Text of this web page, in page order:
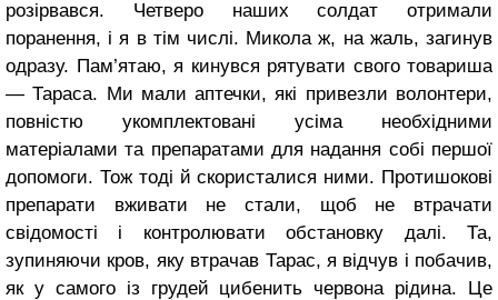
розірвався. Четверо наших солдат отримали
поранення, і я в тім числі. Микола ж, на жаль, загинув
одразу. Пам’ятаю, я кинувся рятувати свого товариша
— Тараса. Ми мали аптечки, які привезли волонтери,
повністю укомплектовані усіма необхідними
матеріалами та препаратами для надання собі першої
допомоги. Тож тоді й скористалися ними. Протишокові
препарати вживати не стали, щоб не втрачати
свідомості і контролювати обстановку далі. Та,
зупиняючи кров, яку втрачав Тарас, я відчув і побачив,
як у самого із грудей цибенить червона рідина. Це